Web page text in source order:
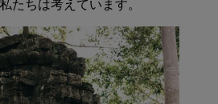
たちは考えています。